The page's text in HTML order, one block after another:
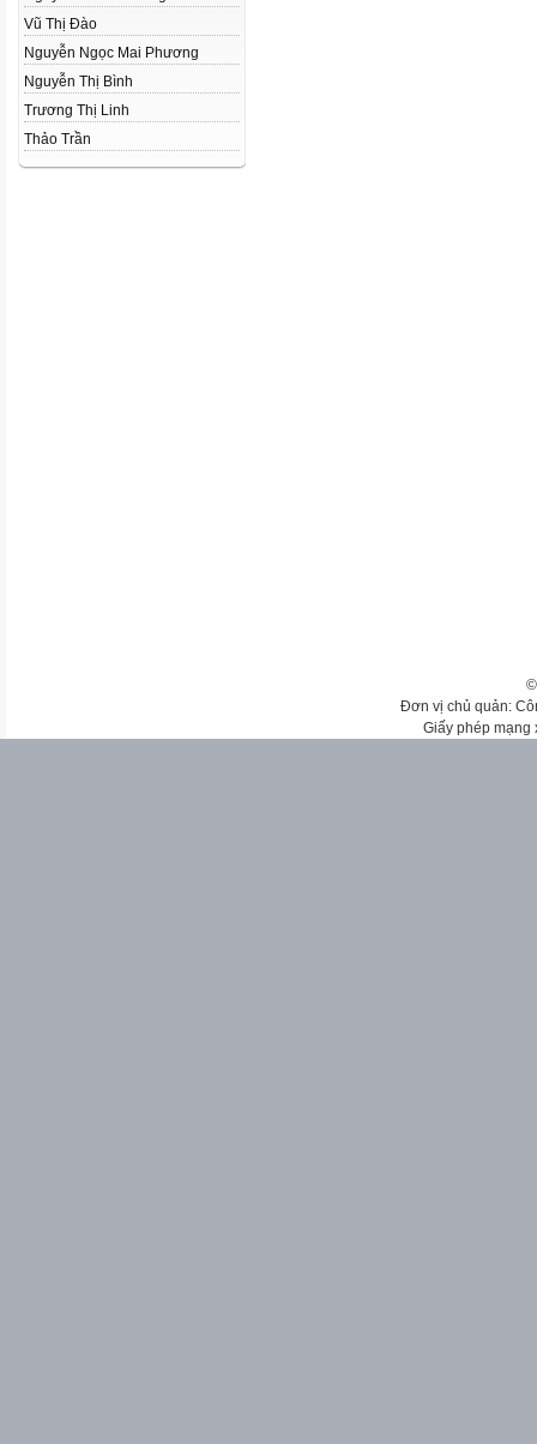
Vũ Thị Đào
Nguyễn Ngọc Mai Phương
Nguyễn Thị Bình
Trương Thị Linh
Thảo Trần
Đơn vị chủ quản:
Giấy phép mạng